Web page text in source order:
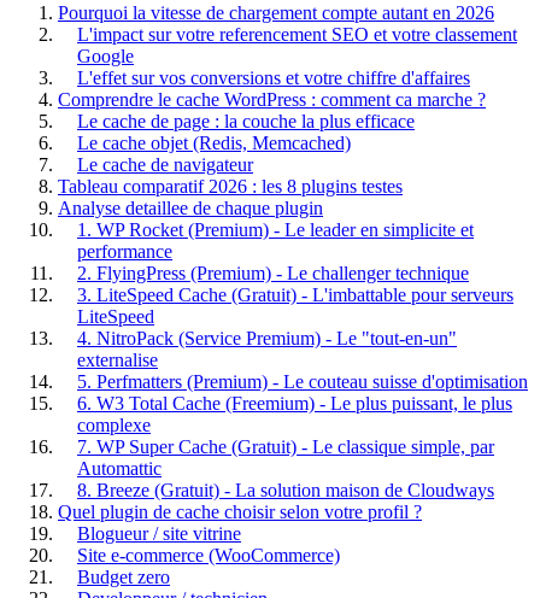
Pourquoi la vitesse de chargement compte autant en 2026
L'impact sur votre referencement SEO et votre classement
Google
L'effet sur vos conversions et votre chiffre d'affaires
Comprendre le cache WordPress : comment ca marche ?
Le cache de page : la couche la plus efficace
Le cache objet (Redis, Memcached)
Le cache de navigateur
Tableau comparatif 2026 : les 8 plugins testes
Analyse detaillee de chaque plugin
1. WP Rocket (Premium) - Le leader en simplicite et
performance
2. FlyingPress (Premium) - Le challenger technique
3. LiteSpeed Cache (Gratuit) - L'imbattable pour serveurs
LiteSpeed
4. NitroPack (Service Premium) - Le "tout-en-un"
externalise
5. Perfmatters (Premium) - Le couteau suisse d'optimisation
6. W3 Total Cache (Freemium) - Le plus puissant, le plus
complexe
7. WP Super Cache (Gratuit) - Le classique simple, par
Automattic
8. Breeze (Gratuit) - La solution maison de Cloudways
Quel plugin de cache choisir selon votre profil ?
Blogueur / site vitrine
Site e-commerce (WooCommerce)
Budget zero